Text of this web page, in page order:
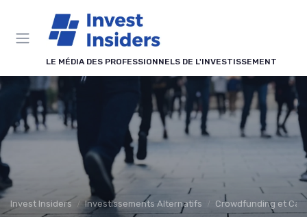
LE MÉDIA DES PROFESSIONNELS DE L'INVESTISSEMENT
Invest Insiders Investissements Alternatifs Crowdfunding et